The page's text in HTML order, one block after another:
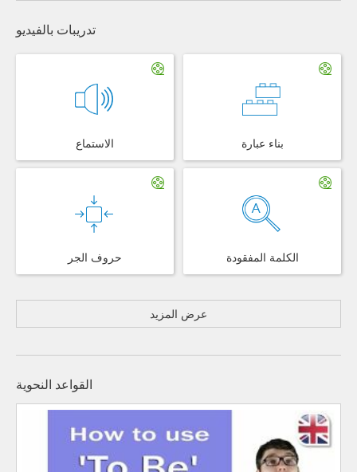
تدريبات بالفيديو
الاستماع بناء عبارة
حروف الجر الكلمة المفقودة
عرض المزيد
القواعد النحوية